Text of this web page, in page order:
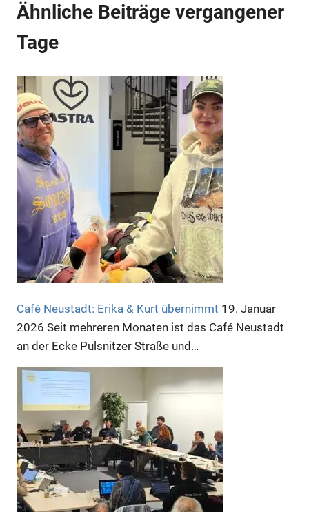
Anzeige
Anzeige
Anzeige
Anzeige
Anzeige
Ähnliche Beiträge vergangener
Tage
Café Neustadt: Erika & Kurt übernimmt 19. Januar
2026 Seit mehreren Monaten ist das Café Neustadt
an der Ecke Pulsnitzer Straße und…